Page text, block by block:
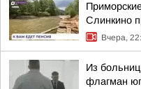
Слинкино
Вчера,
Из
флагман